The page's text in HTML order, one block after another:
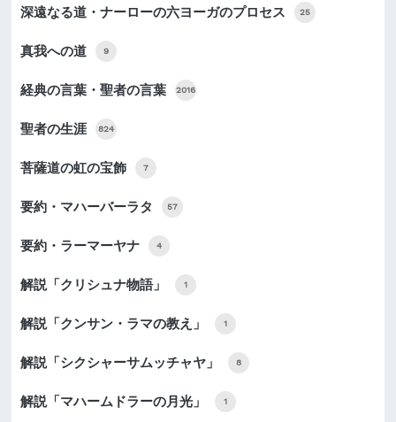
深遠なる道・ナーローの六ヨーガのプロセス 25
真我への道 9
経典の言葉・聖者の言葉 2016
聖者の生涯 824
菩薩道の虹の宝飾 7
要約・マハーバーラタ 57
要約・ラーマーヤナ 4
解説「クリシュナ物語」 1
解説「クンサン・ラマの教え」 1
解説「シクシャーサムッチャヤ」 8
解説「マハームドラーの月光」 1